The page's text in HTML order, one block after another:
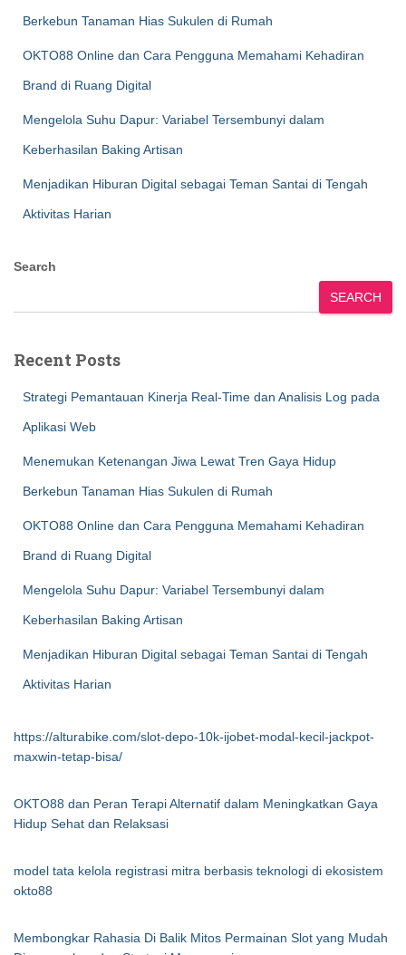
Berkebun Tanaman Hias Sukulen di Rumah
OKTO88 Online dan Cara Pengguna Memahami Kehadiran
Brand di Ruang Digital
Mengelola Suhu Dapur: Variabel Tersembunyi dalam
Keberhasilan Baking Artisan
Menjadikan Hiburan Digital sebagai Teman Santai di Tengah
Aktivitas Harian
Search
SEARCH
Recent Posts
Strategi Pemantauan Kinerja Real-Time dan Analisis Log pada
Aplikasi Web
Menemukan Ketenangan Jiwa Lewat Tren Gaya Hidup
Berkebun Tanaman Hias Sukulen di Rumah
OKTO88 Online dan Cara Pengguna Memahami Kehadiran
Brand di Ruang Digital
Mengelola Suhu Dapur: Variabel Tersembunyi dalam
Keberhasilan Baking Artisan
Menjadikan Hiburan Digital sebagai Teman Santai di Tengah
Aktivitas Harian
https://alturabike.com/slot-depo-10k-ijobet-modal-kecil-jackpot-
maxwin-tetap-bisa/
OKTO88 dan Peran Terapi Alternatif dalam Meningkatkan Gaya
Hidup Sehat dan Relaksasi
model tata kelola registrasi mitra berbasis teknologi di ekosistem
okto88
Membongkar Rahasia Di Balik Mitos Permainan Slot yang Mudah